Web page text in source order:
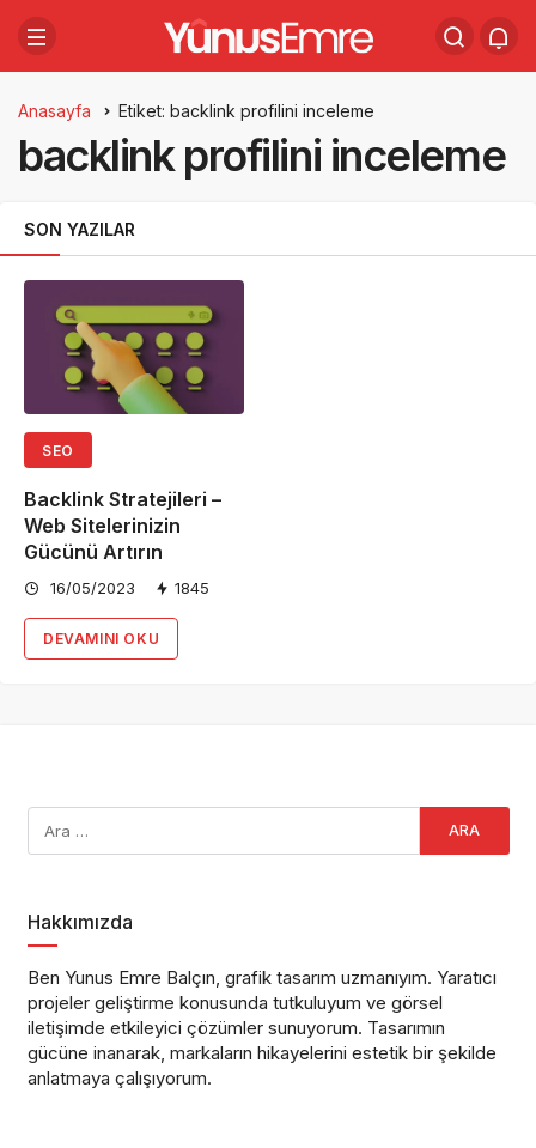
Anasayfa Etiket: backlink profilini inceleme
backlink profilini inceleme
SON YAZILAR
SEO
Backlink Stratejileri –
Web Sitelerinizin
Gücünü Artırın
16/05/2023 1845
DEVAMINI OKU
Hakkımızda
Ben Yunus Emre Balçın, grafik tasarım uzmanıyım. Yaratıcı
projeler geliştirme konusunda tutkuluyum ve görsel
iletişimde etkileyici çözümler sunuyorum. Tasarımın
gücüne inanarak, markaların hikayelerini estetik bir şekilde
anlatmaya çalışıyorum.